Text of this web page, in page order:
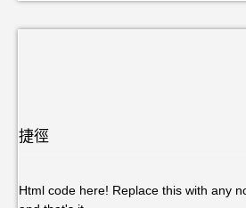
捷徑
Html code here! Replace this with any